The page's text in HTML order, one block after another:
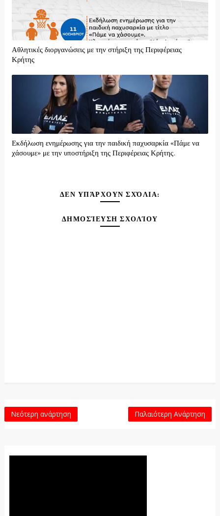
Αθλητικές διοργανώσεις με την στήριξη της Περιφέρειας
Κρήτης
Εκδήλωση ενημέρωσης για την παιδική παχυσαρκία «Πάμε να
χάσουμε» με την υποστήριξη της Περιφέρειας Κρήτης.
ΔΕΝ ΥΠΆΡΧΟΥΝ ΣΧΌΛΙΑ:
ΔΗΜΟΣΊΕΥΣΗ ΣΧΟΛΊΟΥ
Νεότερη ανάρτηση Παλαιότερη Ανάρτηση